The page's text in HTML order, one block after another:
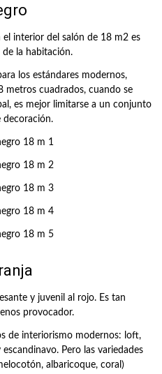
interior del salón de 18 m2 es
la habitación.
los estándares modernos,
metros cuadrados, cuando se
es mejor limitarse a un conjunto
decoración.
y juvenil al rojo. Es tan
provocador.
de interiorismo modernos: loft,
Pero las variedades
albaricoque, coral)